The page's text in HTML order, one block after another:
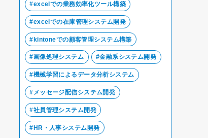
excelでの業務効率化ツール構築
excelでの在庫管理システム開発
kintoneでの顧客管理システム構築
画像処理システム 金融系システム開発
機械学習によるデータ分析システム
メッセージ配信システム開発
社員管理システム開発
HR・人事システム開発